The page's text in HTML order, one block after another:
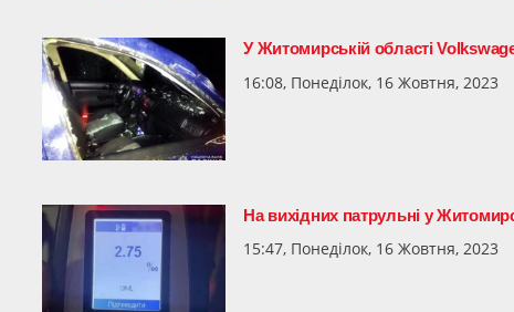
У Житомирській області
16:08, Понеділок, 16 Жовтня, 2023
На вихідних патрульні у
15:47, Понеділок, 16 Жовтня, 2023